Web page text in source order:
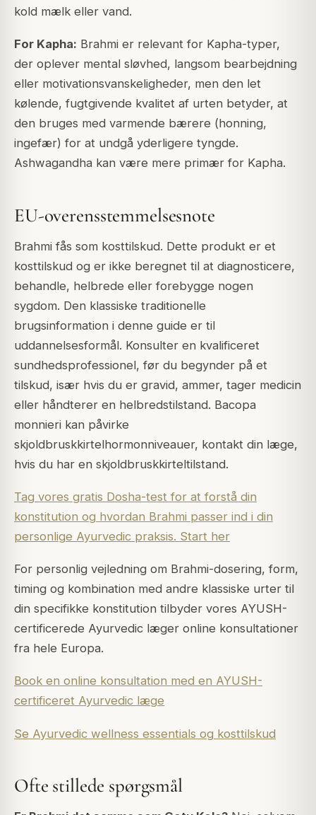
kold mælk eller vand.
For Kapha: Brahmi er relevant for Kapha-typer,
der oplever mental sløvhed, langsom bearbejdning
eller motivationsvanskeligheder, men den let
kølende, fugtgivende kvalitet af urten betyder, at
den bruges med varmende bærere (honning,
ingefær) for at undgå yderligere tyngde.
Ashwagandha kan være mere primær for Kapha.
EU-overensstemmelsesnote
Brahmi fås som kosttilskud. Dette produkt er et
kosttilskud og er ikke beregnet til at diagnosticere,
behandle, helbrede eller forebygge nogen
sygdom. Den klassiske traditionelle
brugsinformation i denne guide er til
uddannelsesformål. Konsulter en kvalificeret
sundhedsprofessionel, før du begynder på et
tilskud, især hvis du er gravid, ammer, tager medicin
eller håndterer en helbredstilstand. Bacopa
monnieri kan påvirke
skjoldbruskkirtelhormonniveauer, kontakt din læge,
hvis du har en skjoldbruskkirteltilstand.
Tag vores gratis Dosha-test for at forstå din
konstitution og hvordan Brahmi passer ind i din
personlige Ayurvedic praksis. Start her
For personlig vejledning om Brahmi-dosering, form,
timing og kombination med andre klassiske urter til
din specifikke konstitution tilbyder vores AYUSH-
certificerede Ayurvedic læger online konsultationer
fra hele Europa.
Book en online konsultation med en AYUSH-
certificeret Ayurvedic læge
Se Ayurvedic wellness essentials og kosttilskud
Ofte stillede spørgsmål